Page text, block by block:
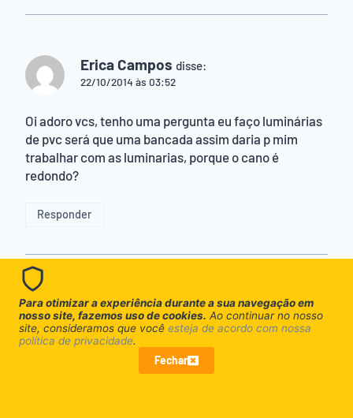
Erica Campos disse:
22/10/2014 às 03:52
Oi adoro vcs, tenho uma pergunta eu faço luminárias
de pvc será que uma bancada assim daria p mim
trabalhar com as luminarias, porque o cano é
redondo?
Responder
Er disse:
22/10/2014 às 03:55
Poderiam me dar um idéia?
Para otimizar a experiência durante a sua navegação em
nosso site, fazemos uso de cookies. Ao continuar no nosso
site, consideramos que você esteja de acordo com nossa
política de privacidade.
Fechar